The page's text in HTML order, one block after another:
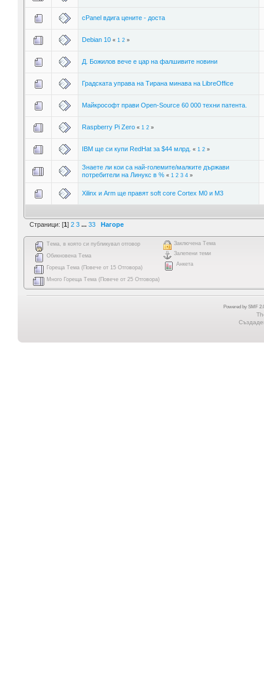
cPanel вдига цените - доста
Debian 10 « 1 2»
Д. Бoжилoв вече е цар на фалшивите новини
Градската управа на Тирана минава на LibreOffice
Майкрософт прави Open-Source 60 000 техни патента.
Raspberry Pi Zero « 1 2»
IBM ще си купи RedHat за $44 млрд. « 1 2»
Знаете ли кои са най-големите/малките държави
потребители на Линукс в % « 1 2 3 4»
Xilinx и Arm ще правят soft core Cortex M0 и M3
Страници: [1] 2 3 ... 33 Нагоре
Тема, в която си публикувал отговор
Обикновена Тема
Гореща Тема (Повече от 15 Отговора)
Много Гореща Тема (Повече от 25 Отговора)
Заключена Тема
Залепени теми
Анкета
Powered by SMF